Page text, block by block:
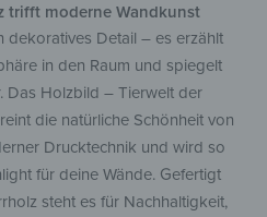
trifft moderne Wandkunst
dekoratives Detail – es erzählt
in den Raum und spiegelt
Das Holzbild – Tierwelt der
die natürliche Schönheit von
Drucktechnik und wird so
für deine Wände. Gefertigt
steht es für Nachhaltigkeit,